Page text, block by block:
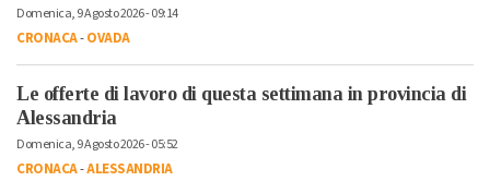
Domenica, 9 Agosto 2026 - 09:14
CRONACA-OVADA
Le offerte di lavoro di questa settimana in provincia di
Alessandria
Domenica, 9 Agosto 2026 - 05:52
CRONACA-ALESSANDRIA